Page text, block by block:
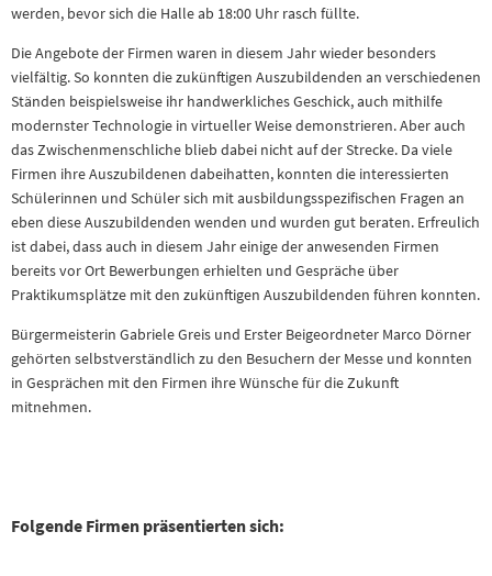
werden, bevor sich die Halle ab 18:00 Uhr rasch füllte.
Die Angebote der Firmen waren in diesem Jahr wieder besonders
vielfältig. So konnten die zukünftigen Auszubildenden an verschiedenen
Ständen beispielsweise ihr handwerkliches Geschick, auch mithilfe
modernster Technologie in virtueller Weise demonstrieren. Aber auch
das Zwischenmenschliche blieb dabei nicht auf der Strecke. Da viele
Firmen ihre Auszubildenen dabeihatten, konnten die interessierten
Schülerinnen und Schüler sich mit ausbildungsspezifischen Fragen an
eben diese Auszubildenden wenden und wurden gut beraten. Erfreulich
ist dabei, dass auch in diesem Jahr einige der anwesenden Firmen
bereits vor Ort Bewerbungen erhielten und Gespräche über
Praktikumsplätze mit den zukünftigen Auszubildenden führen konnten.
Bürgermeisterin Gabriele Greis und Erster Beigeordneter Marco Dörner
gehörten selbstverständlich zu den Besuchern der Messe und konnten
in Gesprächen mit den Firmen ihre Wünsche für die Zukunft
mitnehmen.
Folgende Firmen präsentierten sich: